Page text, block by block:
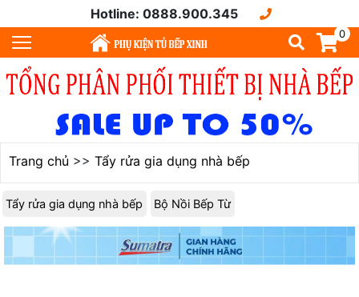
Hotline: 0888.900.345
0
Trang chủ >> Tẩy rửa gia dụng nhà bếp
Tẩy rửa gia dụng nhà bếp Bộ Nồi Bếp Từ